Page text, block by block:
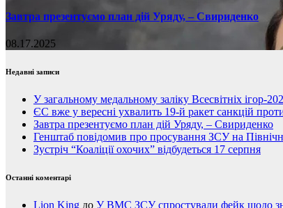
Завтра презентуємо план дій Уряду, – Свириденко
08.17.2025
Недавні записи
У загальному медальному заліку Всесвітніх ігор-
ЄС вже у вересні ухвалить 19-й ракет санкцій
Завтра презентуємо план дій Уряду, – Свириденко
Генштаб повідомив про просування ЗСУ на
Зустріч “Коаліції охочих” відбудеться 17 серпня
Останні коментарі
Lion King до У ВМС ЗСУ спростували фейк щодо